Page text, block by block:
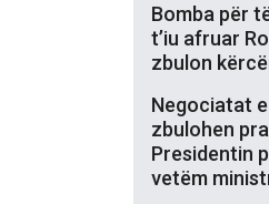
Bomba për
t’iu afruar
zbulon
Negociatat
zbulohen
Presidentin
vetëm